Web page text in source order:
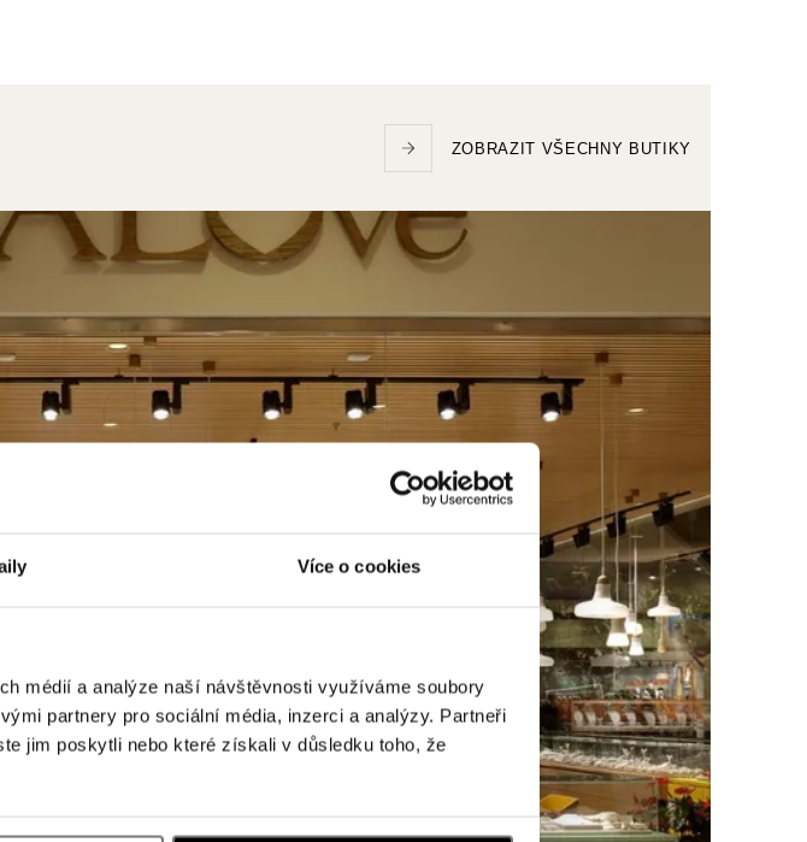
Více o cookies
médií a analýze naší návštěvnosti využíváme soubory
partnery pro sociální média, inzerci a analýzy. Partneři
jim poskytli nebo které získali v důsledku toho, že
ZOBRAZIT VŠECHNY BUTIKY